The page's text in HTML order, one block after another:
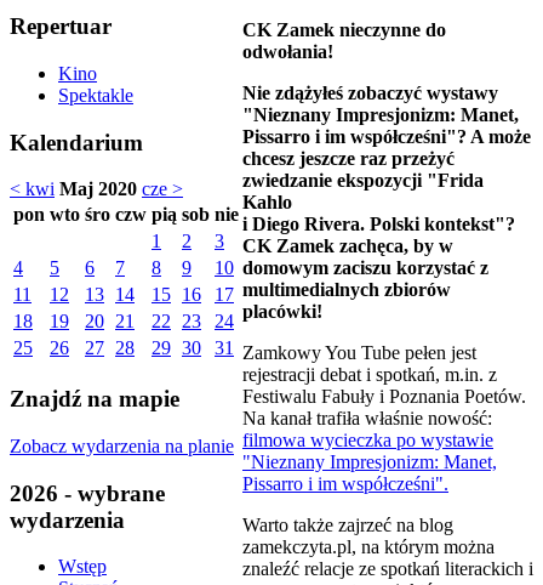
Repertuar
Kino
Spektakle
Kalendarium
< kwi Maj 2020 cze >
pon wto śro czw pią sob nie
1
2
3
4
5 6 7 8 9
10
11
12 13 14 15 16
17
18
19 20 21 22 23
24
25
26 27 28 29 30 31
Znajdź na mapie
Zobacz wydarzenia na planie
2026 - wybrane
wydarzenia
Wstęp
CK Zamek nieczynne do
odwołania!
Nie zdążyłeś zobaczyć wystawy
"Nieznany Impresjonizm: Manet,
Pissarro i im współcześni"? A może
chcesz jeszcze raz przeżyć
zwiedzanie ekspozycji "Frida
Kahlo
i Diego Rivera. Polski kontekst"?
CK Zamek zachęca, by w
domowym zaciszu korzystać z
multimedialnych zbiorów
placówki!
Zamkowy You Tube pełen jest
rejestracji debat i spotkań, m.in. z
Festiwalu Fabuły i Poznania Poetów.
Na kanał trafiła właśnie nowość:
filmowa wycieczka po wystawie
"Nieznany Impresjonizm: Manet,
Pissarro i im współcześni".
Warto także zajrzeć na blog
zamekczyta.pl, na którym można
znaleźć relacje ze spotkań literackich i